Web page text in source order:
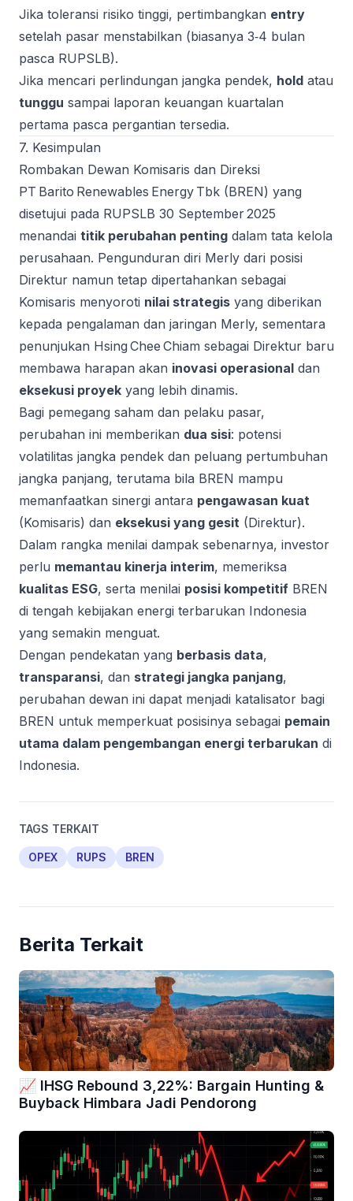
Jika toleransi risiko tinggi, pertimbangkan entry
setelah pasar menstabilkan (biasanya 3‑4 bulan
pasca RUPSLB).
Jika mencari perlindungan jangka pendek, hold atau
tunggu sampai laporan keuangan kuartalan
pertama pasca pergantian tersedia.
7. Kesimpulan
Rombakan Dewan Komisaris dan Direksi
PT Barito Renewables Energy Tbk (BREN) yang
disetujui pada RUPSLB 30 September 2025
menandai titik perubahan penting dalam tata kelola
perusahaan. Pengunduran diri Merly dari posisi
Direktur namun tetap dipertahankan sebagai
Komisaris menyoroti nilai strategis yang diberikan
kepada pengalaman dan jaringan Merly, sementara
penunjukan Hsing Chee Chiam sebagai Direktur baru
membawa harapan akan inovasi operasional dan
eksekusi proyek yang lebih dinamis.
Bagi pemegang saham dan pelaku pasar,
perubahan ini memberikan dua sisi: potensi
volatilitas jangka pendek dan peluang pertumbuhan
jangka panjang, terutama bila BREN mampu
memanfaatkan sinergi antara pengawasan kuat
(Komisaris) dan eksekusi yang gesit (Direktur).
Dalam rangka menilai dampak sebenarnya, investor
perlu memantau kinerja interim, memeriksa
kualitas ESG, serta menilai posisi kompetitif BREN
di tengah kebijakan energi terbarukan Indonesia
yang semakin menguat.
Dengan pendekatan yang berbasis data,
transparansi, dan strategi jangka panjang,
perubahan dewan ini dapat menjadi katalisator bagi
BREN untuk memperkuat posisinya sebagai pemain
utama dalam pengembangan energi terbarukan di
Indonesia.
TAGS TERKAIT
OPEX RUPS BREN
Berita Terkait
📈 IHSG Rebound 3,22%: Bargain Hunting &
Buyback Himbara Jadi Pendorong